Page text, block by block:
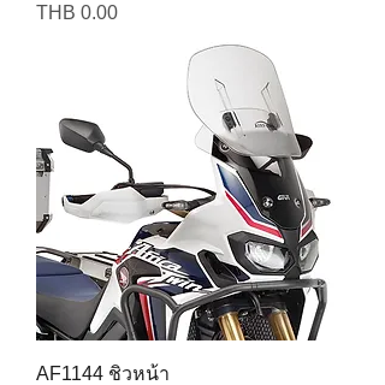
Price
THB 0.00
AF1144 ชิวหน้า